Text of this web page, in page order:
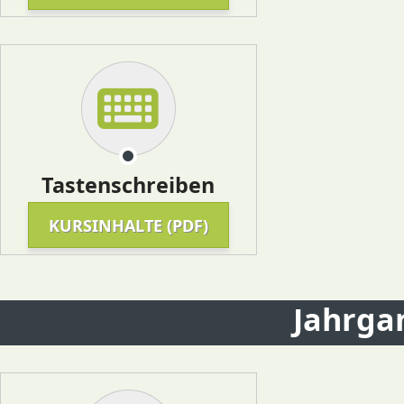
Tastenschreiben
KURSINHALTE (PDF)